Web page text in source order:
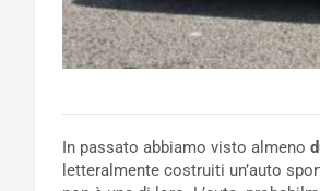
In passato abbiamo visto almeno
letteralmente costruiti un’auto